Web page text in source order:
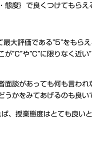
度｝で良くつけてもらえ
大評価である”5”をもら
”C”や”C”に限りなく近
面談があっても何も言われ
かをみてあげるのも良い
、授業態度はとても良い